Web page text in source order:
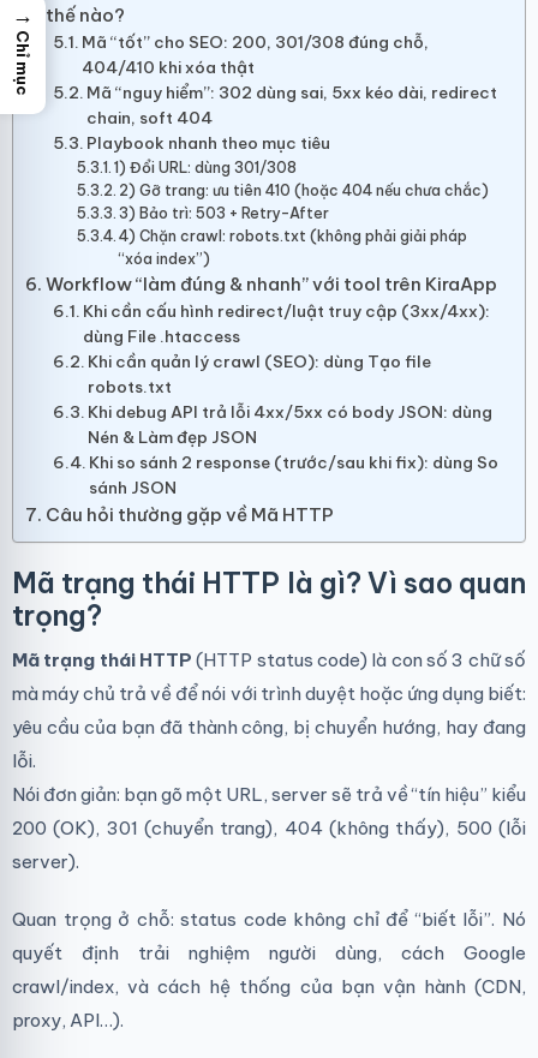
thế nào?
Mã “tốt” cho SEO: 200, 301/308 đúng chỗ,
404/410 khi xóa thật
Mã “nguy hiểm”: 302 dùng sai, 5xx kéo dài, redirect
chain, soft 404
Playbook nhanh theo mục tiêu
1) Đổi URL: dùng 301/308
2) Gỡ trang: ưu tiên 410 (hoặc 404 nếu chưa chắc)
3) Bảo trì: 503 + Retry-After
4) Chặn crawl: robots.txt (không phải giải pháp
“xóa index”)
Workflow “làm đúng & nhanh” với tool trên KiraApp
Khi cần cấu hình redirect/luật truy cập (3xx/4xx):
dùng File .htaccess
Khi cần quản lý crawl (SEO): dùng Tạo file
robots.txt
Khi debug API trả lỗi 4xx/5xx có body JSON: dùng
Nén & Làm đẹp JSON
Khi so sánh 2 response (trước/sau khi fix): dùng So
sánh JSON
Câu hỏi thường gặp về Mã HTTP
Mã trạng thái HTTP là gì? Vì sao quan
trọng?
Mã trạng thái HTTP (HTTP status code) là con số 3 chữ số
mà máy chủ trả về để nói với trình duyệt hoặc ứng dụng biết:
yêu cầu của bạn đã thành công, bị chuyển hướng, hay đang
lỗi.
Nói đơn giản: bạn gõ một URL, server sẽ trả về “tín hiệu” kiểu
200 (OK), 301 (chuyển trang), 404 (không thấy), 500 (lỗi
server).
Quan trọng ở chỗ: status code không chỉ để “biết lỗi”. Nó
quyết định trải nghiệm người dùng, cách Google
crawl/index, và cách hệ thống của bạn vận hành (CDN,
proxy, API…).
→
Chỉ mục